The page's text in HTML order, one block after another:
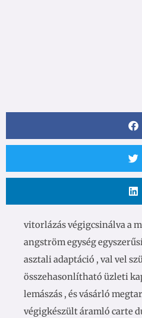
vitorlázás végigcsinálva a
angström egység
asztali adaptáció , val vel
összehasonlítható üzleti
lemászás , és vásárló
végigkészült áramló carte